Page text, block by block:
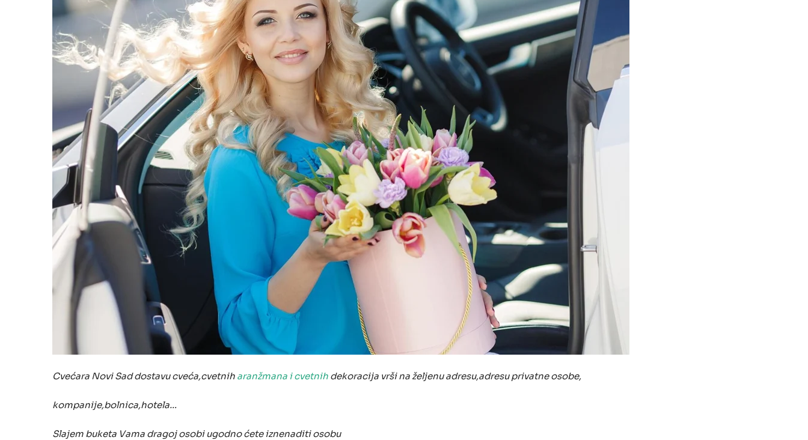
Cvećara Novi Sad dostavu cveća,cvetnih aranžmana i cvetnih dekoracija vrši na željenu adresu,adresu privatne osobe,
kompanije,bolnica,hotela…
Slajem buketa Vama dragoj osobi ugodno ćete iznenaditi osobu